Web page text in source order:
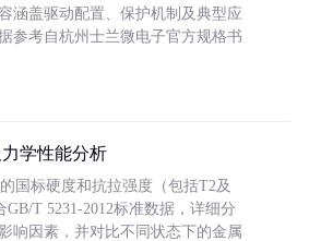
涵盖驱动配置、保护机制及典型应
参考自杭州士兰微电子官方规格书
学性能分析
国标硬度和抗拉强度（包括T2及
GB/T 5231-2012标准数据，详细分
响因素，并对比不同状态下的金属